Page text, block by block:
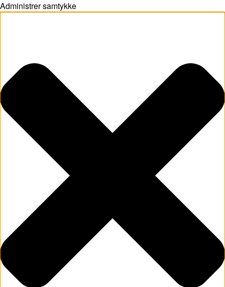
Administrer samtykke